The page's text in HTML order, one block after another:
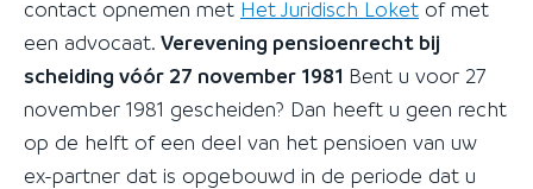
contact opnemen met Het Juridisch Loket of met
een advocaat. Verevening pensioenrecht bij
scheiding vóór 27 november 1981 Bent u voor 27
november 1981 gescheiden? Dan heeft u geen recht
op de helft of een deel van het pensioen van uw
ex-partner dat is opgebouwd in de periode dat u